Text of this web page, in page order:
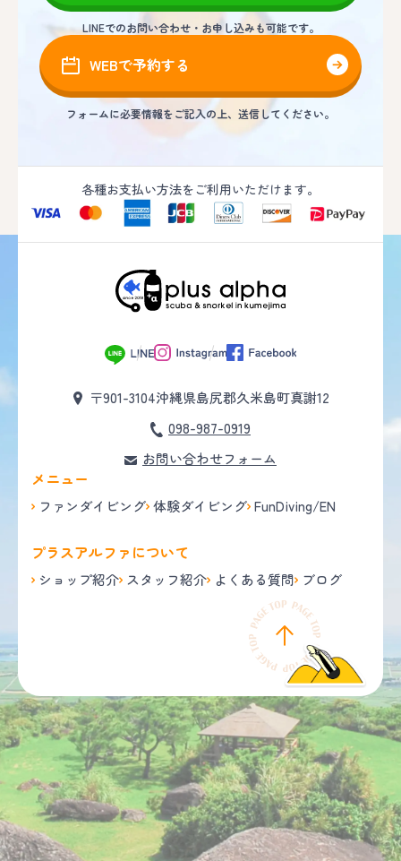
LINEでのお問い合わせ・お申し込みも可能です。
WEBで予約する
フォームに必要情報をご記入の上、送信してください。
各種お支払い方法をご利用いただけます。
〒901-3104沖縄県島尻郡久米島町真謝12
098-987-0919
お問い合わせフォーム
メニュー
ファンダイビング 体験ダイビング FunDiving/EN
プラスアルファについて
ショップ紹介 スタッフ紹介 よくある質問 ブログ